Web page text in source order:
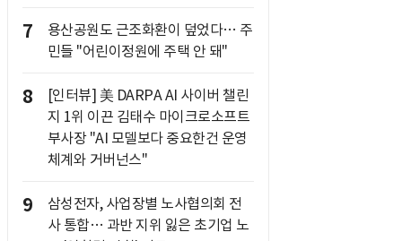
7
용산공원도 근조화환이 덮었다… 주
민들 "어린이정원에 주택 안 돼"
8
[인터뷰] 美 DARPA AI 사이버 챌린
지 1위 이끈 김태수 마이크로소프트
부사장 "AI 모델보다 중요한건 운영
체계와 거버넌스"
9
삼성전자, 사업장별 노사협의회 전
사 통합… 과반 지위 잃은 초기업 노